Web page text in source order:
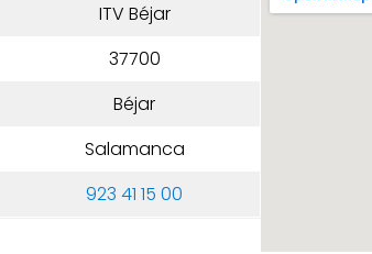
ITV Béjar
37700
Béjar
Salamanca
923 41 15 00